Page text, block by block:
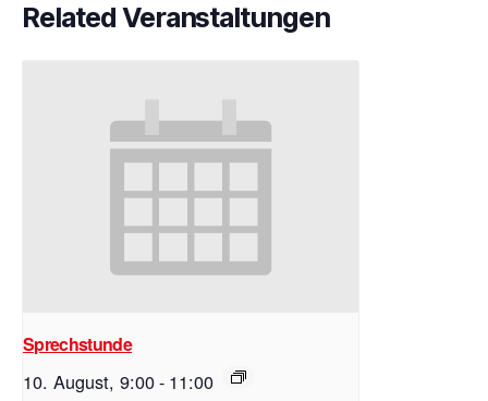
Related Veranstaltungen
Sprechstunde
10. August, 9:00- 11:00